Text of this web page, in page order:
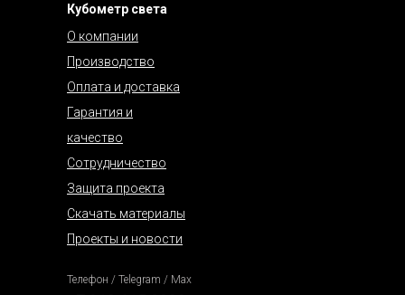
О компании
Производство
Оплата и доставка
Гарантия и
качество
Сотрудничество
Защита проекта
Скачать материалы
Проекты и новости
Кубометр света
Телефон / Telegram / Max